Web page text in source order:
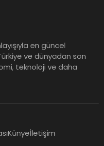
en güncel
ve dünyadan son
teknoloji ve daha
Künyeİletişim